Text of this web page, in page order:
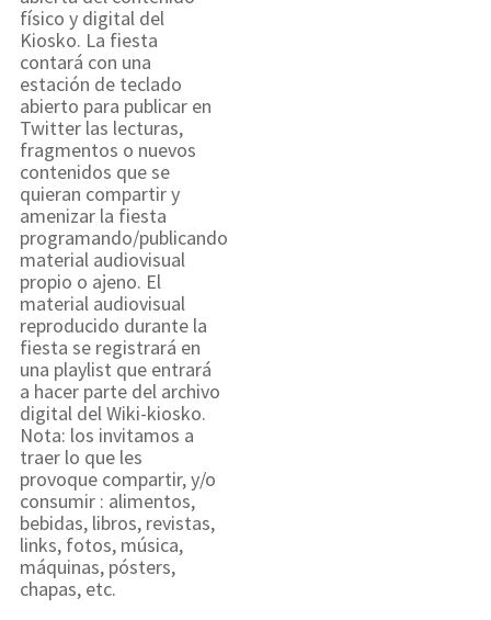
físico y digital del
Kiosko. La fiesta
contará con una
estación de teclado
abierto para publicar en
Twitter las lecturas,
fragmentos o nuevos
contenidos que se
quieran compartir y
amenizar la fiesta
programando/publicando
material audiovisual
propio o ajeno. El
material audiovisual
reproducido durante la
fiesta se registrará en
una playlist que entrará
a hacer parte del archivo
digital del Wiki-kiosko.
Nota: los invitamos a
traer lo que les
provoque compartir, y/o
consumir : alimentos,
bebidas, libros, revistas,
links, fotos, música,
máquinas, pósters,
chapas, etc.